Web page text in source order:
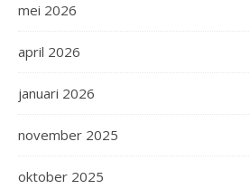
mei 2026
april 2026
januari 2026
november 2025
oktober 2025